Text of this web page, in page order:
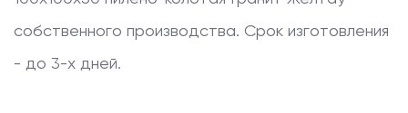
собственного производства. Срок изготовления
- до 3-х дней.